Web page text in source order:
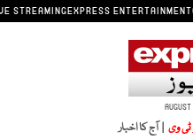
STREAMINGEXPRESS ENTERTAINMENT
| آج کا اخبار